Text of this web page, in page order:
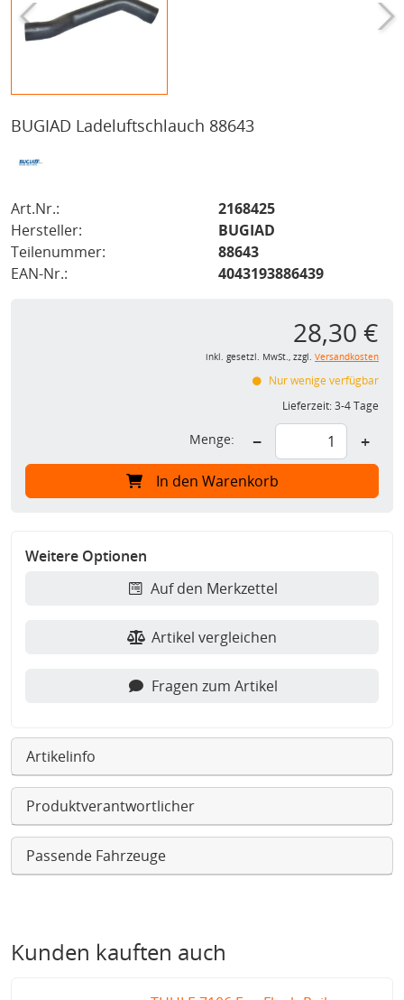
BUGIAD Ladeluftschlauch 88643
Art.Nr.:
2168425
Hersteller:
BUGIAD
Teilenummer:
88643
EAN-Nr.:
4043193886439
28,30 €
inkl. gesetzl. MwSt., zzgl. Versandkosten
Nur wenige verfügbar
Lieferzeit:3-4 Tage
Menge: − +
In den Warenkorb
Weitere Optionen
Auf den Merkzettel
Artikel vergleichen
Fragen zum Artikel
Artikelinfo
Produktverantwortlicher
Passende Fahrzeuge
Kunden kauften auch